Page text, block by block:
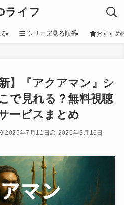
ライフ
シリーズ見る順番 おすすめ
】『アクアマン』シ
で見れる？無料視聴
ービスまとめ
2025年7月11日 2026年3月16日